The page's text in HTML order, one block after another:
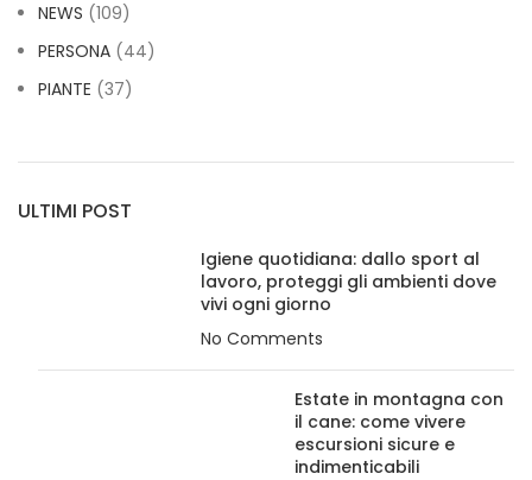
NEWS (109)
PERSONA (44)
PIANTE (37)
ULTIMI POST
Igiene quotidiana: dallo sport al
lavoro, proteggi gli ambienti dove
vivi ogni giorno
No Comments
Estate in montagna con
il cane: come vivere
escursioni sicure e
indimenticabili